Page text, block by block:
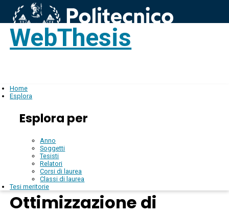
WebThesis
Home
Esplora
Esplora per
Anno
Soggetti
Tesisti
Relatori
Corsi di laurea
Classi di laurea
Tesi meritorie
Ottimizzazione di